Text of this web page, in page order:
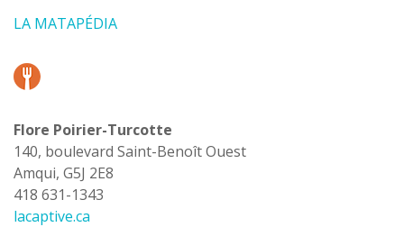
LA MATAPÉDIA
Flore Poirier-Turcotte
140, boulevard Saint-Benoît Ouest
Amqui, G5J 2E8
418 631-1343
lacaptive.ca